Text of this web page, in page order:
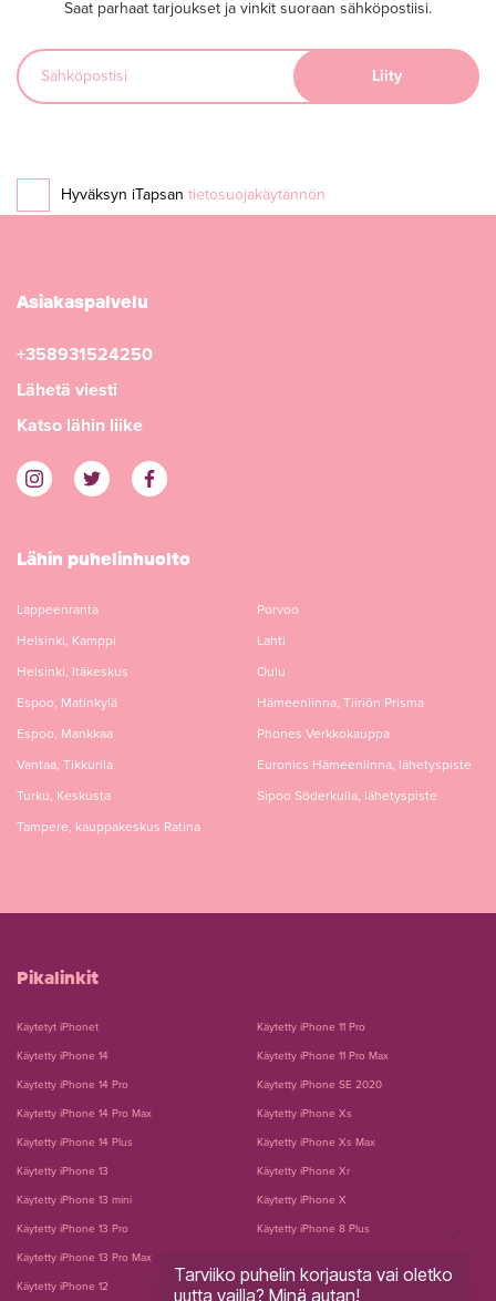
Saat parhaat tarjoukset ja vinkit suoraan sähköpostiisi.
Hyväksyn iTapsan tietosuojakäytännön
Asiakaspalvelu
+358931524250
Lähetä viesti
Katso lähin liike
Lähin puhelinhuolto
Lappeenranta
Helsinki, Kamppi
Helsinki, Itäkeskus
Espoo, Matinkylä
Espoo, Mankkaa
Vantaa, Tikkurila
Turku, Keskusta
Tampere, kauppakeskus Ratina
Porvoo
Lahti
Oulu
Hämeenlinna, Tiiriön Prisma
Phones Verkkokauppa
Euronics Hämeenlinna, lähetyspiste
Sipoo Söderkulla, lähetyspiste
Pikalinkit
Käytetyt iPhonet
Käytetty iPhone 14
Käytetty iPhone 14 Pro
Käytetty iPhone 14 Pro Max
Käytetty iPhone 14 Plus
Käytetty iPhone 13
Käytetty iPhone 13 mini
Käytetty iPhone 13 Pro
Käytetty iPhone 13 Pro Max
Käytetty iPhone 12
Käytetty iPhone 11 Pro
Käytetty iPhone 11 Pro Max
Käytetty iPhone SE 2020
Käytetty iPhone Xs
Käytetty iPhone Xs Max
Käytetty iPhone Xr
Käytetty iPhone X
Käytetty iPhone 8 Plus
Käytetty iPhone 7 Plus
Tarviiko puhelin korjausta vai oletko
uutta vailla? Minä autan!